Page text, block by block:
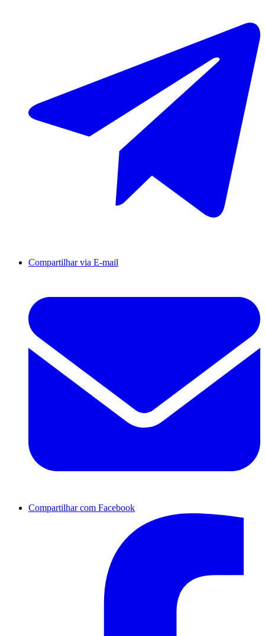
Compartilhar via E-mail
Compartilhar com Facebook